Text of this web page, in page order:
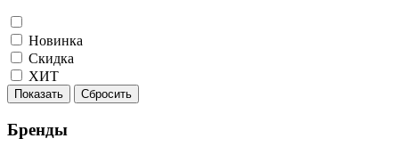
Новинка
Скидка
ХИТ
Показать Сбросить
Бренды